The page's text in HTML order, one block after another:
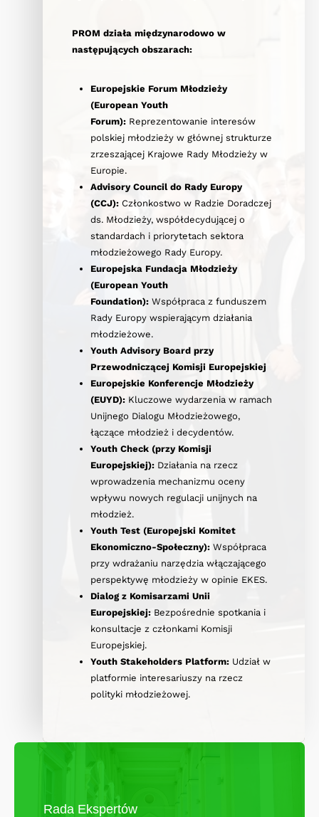
PROM działa międzynarodowo w
następujących obszarach:
Europejskie Forum Młodzieży
(European Youth
Forum):Reprezentowanie interesów
polskiej młodzieży w głównej strukturze
zrzeszającej Krajowe Rady Młodzieży w
Europie.
Advisory Council do Rady Europy
(CCJ):Członkostwo w Radzie Doradczej
ds. Młodzieży, współdecydującej o
standardach i priorytetach sektora
młodzieżowego Rady Europy.
Europejska Fundacja Młodzieży
(European Youth
Foundation):Współpraca z funduszem
Rady Europy wspierającym działania
młodzieżowe.
Youth Advisory Board przy
Przewodniczącej Komisji Europejskiej
Europejskie Konferencje Młodzieży
(EUYD):Kluczowe wydarzenia w ramach
Unijnego Dialogu Młodzieżowego,
łączące młodzież i decydentów.
Youth Check (przy Komisji
Europejskiej):Działania na rzecz
wprowadzenia mechanizmu oceny
wpływu nowych regulacji unijnych na
młodzież.
Youth Test (Europejski Komitet
Ekonomiczno-Społeczny):Współpraca
przy wdrażaniu narzędzia włączającego
perspektywę młodzieży w opinie EKES.
Dialog z Komisarzami Unii
Europejskiej:Bezpośrednie spotkania i
konsultacje z członkami Komisji
Europejskiej.
Youth Stakeholders Platform:Udział w
platformie interesariuszy na rzecz
polityki młodzieżowej.
Rada Ekspertów